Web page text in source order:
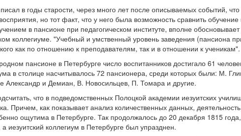
в годы старости, через много лет после описываемых событий,
но тот факт, что у него была возможность сравнить обучение
в пансионе при педагогическом институте, вполне обосновывает
коллегиуме. "Учебный и умственный уровень заведения (пансиона
как по отношению к преподавателям, так и в отношении к ученикам".
пансионе в Петербурге число воспитанников достигало 61
в столице насчитывалось 72 пансионера, среди которых были: М.
Александр и Демиан, В. Новосильцев, П. Томара и другие.
что в подведомственных Полоцкой академии иезуитских
Причем, как показывает анализ количественных данных,
ощутима в Петербурге. Так продолжалось до 20 декабря 1815 года,
иезуитский коллегиум в Петербурге был упразднен.